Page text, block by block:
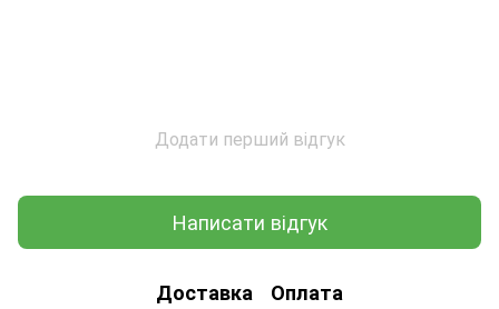
Додати перший відгук
Написати відгук
Доставка Оплата